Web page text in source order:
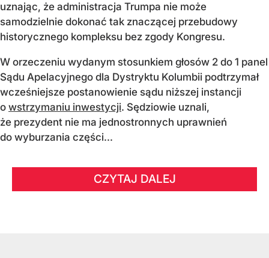
uznając, że administracja Trumpa nie może
samodzielnie dokonać tak znaczącej przebudowy
historycznego kompleksu bez zgody Kongresu.
W orzeczeniu wydanym stosunkiem głosów 2 do 1 panel
Sądu Apelacyjnego dla Dystryktu Kolumbii podtrzymał
wcześniejsze postanowienie sądu niższej instancji
o wstrzymaniu inwestycji. Sędziowie uznali,
że prezydent nie ma jednostronnych uprawnień
do wyburzania części...
CZYTAJ DALEJ